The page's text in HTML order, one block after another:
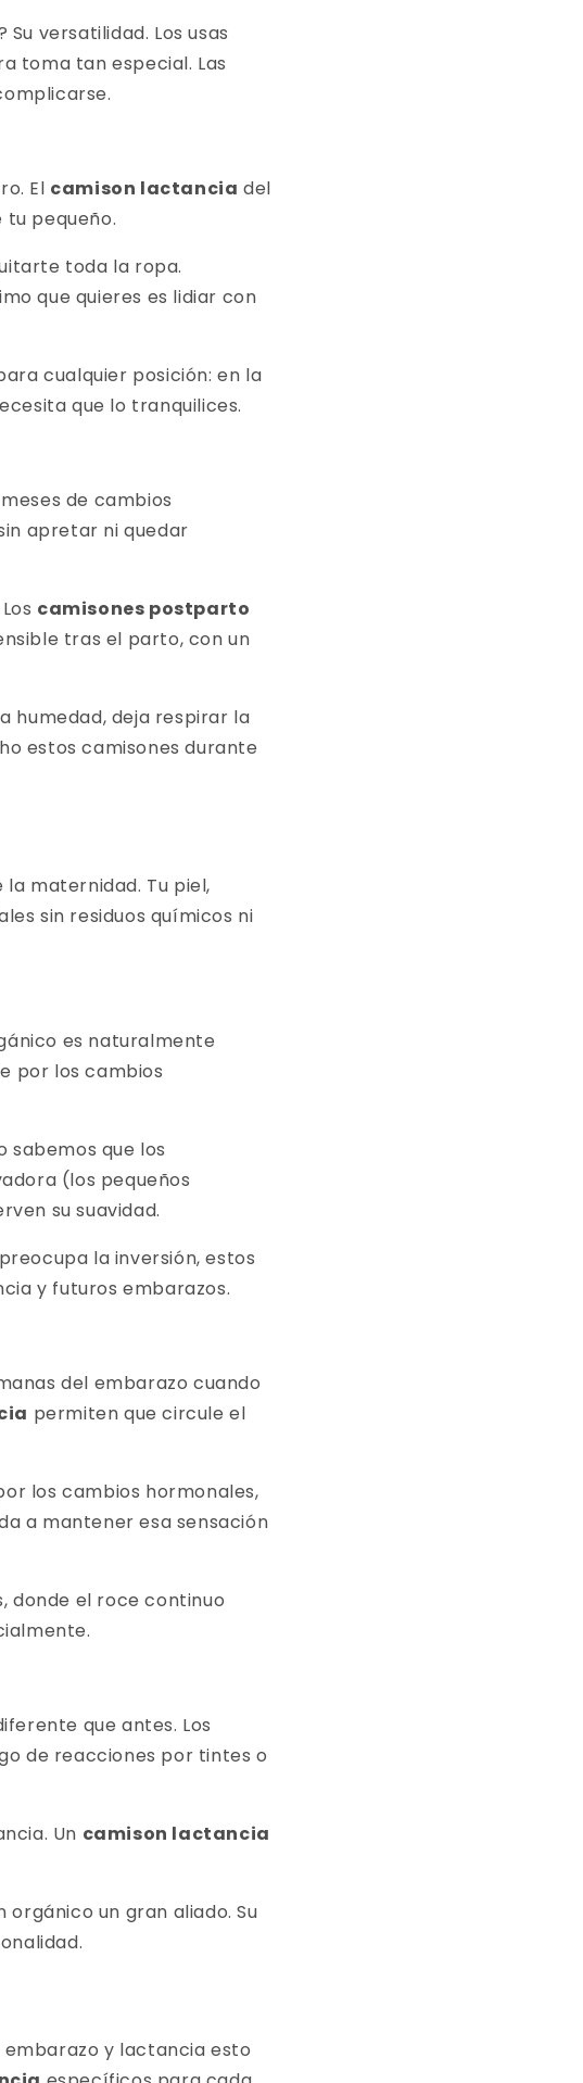
Su versatilidad. Los usas
toma tan especial. Las
El camison lactancia del
pequeño.
toda la ropa.
que quieres es lidiar con
cualquier posición: en la
que lo tranquilices.
de cambios
apretar ni quedar
camisones postparto
tras el parto, con un
humedad, deja respirar la
estos camisones durante
maternidad. Tu piel,
sin residuos químicos ni
es naturalmente
por los cambios
sabemos que los
(los pequeños
su suavidad.
la inversión, estos
y futuros embarazos.
del embarazo cuando
permiten que circule el
los cambios hormonales,
a mantener esa sensación
donde el roce continuo
que antes. Los
de reacciones por tintes o
Un camison lactancia
un gran aliado. Su
embarazo y lactancia esto